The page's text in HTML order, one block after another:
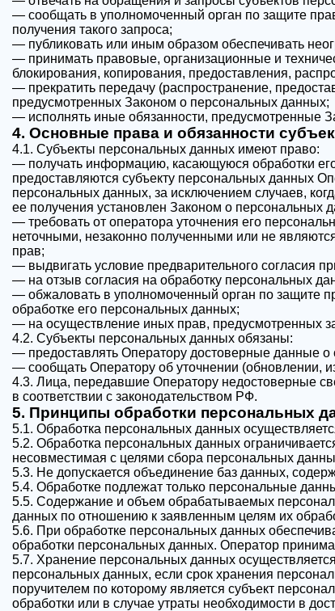
— сообщать в уполномоченный орган по защите
получения такого запроса;
— публиковать или иным образом обеспечивать
— принимать правовые, организационные и
блокирования, копирования, предоставления,
— прекратить передачу (распространение,
предусмотренных Законом о персональных данных;
— исполнять иные обязанности, предусмотренные
4. Основные права и обязанности
4.1. Субъекты персональных данных имеют право:
— получать информацию, касающуюся обработки
предоставляются субъекту персональных данных
персональных данных, за исключением случаев,
ее получения установлен Законом о персональных
— требовать от оператора уточнения его
неточными, незаконно полученными или не
прав;
— выдвигать условие предварительного согласия
— на отзыв согласия на обработку персональных
— обжаловать в уполномоченный орган по защите
обработке его персональных данных;
— на осуществление иных прав, предусмотренных
4.2. Субъекты персональных данных обязаны:
— предоставлять Оператору достоверные данные о
— сообщать Оператору об уточнении (обновлении,
4.3. Лица, передавшие Оператору недостоверные
в соответствии с законодательством РФ.
5. Принципы обработки персональных
5.1. Обработка персональных данных
5.2. Обработка персональных данных
несовместимая с целями сбора персональных
5.3. Не допускается объединение баз данных,
5.4. Обработке подлежат только персональные
5.5. Содержание и объем обрабатываемых
данных по отношению к заявленным целям их
5.6. При обработке персональных данных
обработки персональных данных. Оператор
5.7. Хранение персональных данных
персональных данных, если срок хранения
поручителем по которому является субъект
обработки или в случае утраты необходимости в